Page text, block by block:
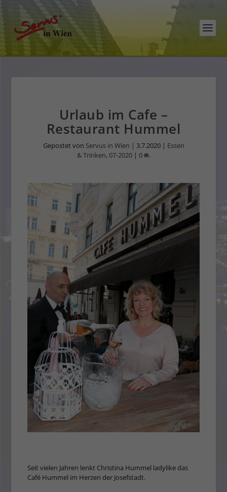
Urlaub im Cafe –
Restaurant Hummel
Gepostet von Servus in Wien | 3.7.2020| Essen
& Trinken,07-2020 | 0
Seit vielen Jahren lenkt Christina Hummel ladylike das
Café Hummel im Herzen der Josefstadt.